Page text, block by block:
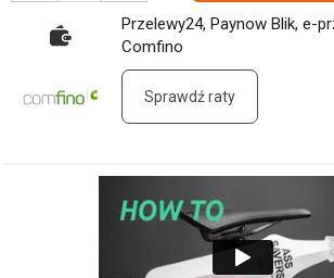
Przelewy24, Paynow Blik, e-
Comfino
Sprawdź raty